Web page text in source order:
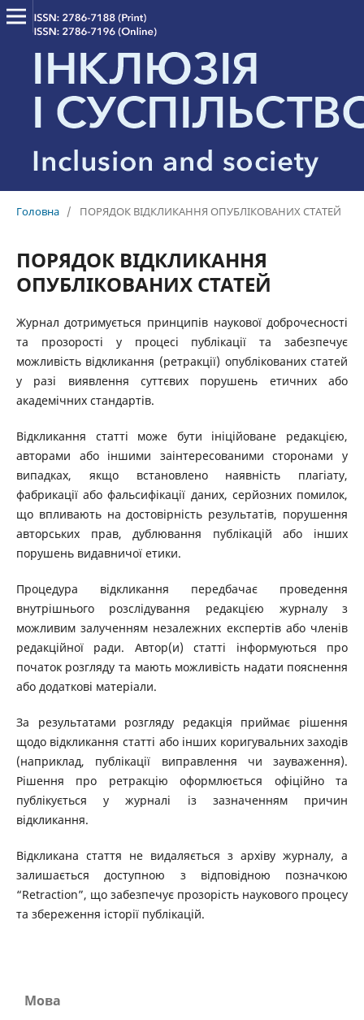
Головна / ПОРЯДОК ВІДКЛИКАННЯ ОПУБЛІКОВАНИХ СТАТЕЙ
ПОРЯДОК ВІДКЛИКАННЯ
ОПУБЛІКОВАНИХ СТАТЕЙ
Журнал дотримується принципів наукової доброчесності
та прозорості у процесі публікації та забезпечує
можливість відкликання (ретракції) опублікованих статей
у разі виявлення суттєвих порушень етичних або
академічних стандартів.
Відкликання статті може бути ініційоване редакцією,
авторами або іншими заінтересованими сторонами у
випадках, якщо встановлено наявність плагіату,
фабрикації або фальсифікації даних, серйозних помилок,
що впливають на достовірність результатів, порушення
авторських прав, дублювання публікацій або інших
порушень видавничої етики.
Процедура відкликання передбачає проведення
внутрішнього розслідування редакцією журналу з
можливим залученням незалежних експертів або членів
редакційної ради. Автор(и) статті інформуються про
початок розгляду та мають можливість надати пояснення
або додаткові матеріали.
За результатами розгляду редакція приймає рішення
щодо відкликання статті або інших коригувальних заходів
(наприклад, публікації виправлення чи зауваження).
Рішення про ретракцію оформлюється офіційно та
публікується у журналі із зазначенням причин
відкликання.
Відкликана стаття не видаляється з архіву журналу, а
залишається доступною з відповідною позначкою
“Retraction”, що забезпечує прозорість наукового процесу
та збереження історії публікацій.
Мова